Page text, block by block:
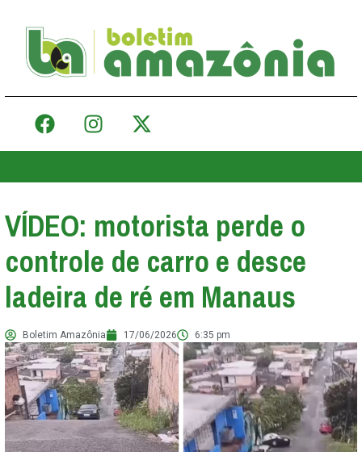
VÍDEO: motorista perde o
controle de carro e desce
ladeira de ré em Manaus
Boletim Amazônia 17/06/2026 6:35 pm